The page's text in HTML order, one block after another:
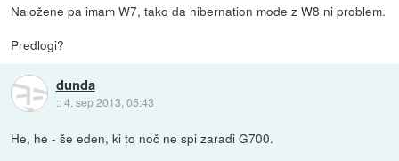
Naložene pa imam W7, tako da hibernation mode z W8 ni problem.
Predlogi?
dunda
::4. sep 2013, 05:43
He, he - še eden, ki to noč ne spi zaradi G700.